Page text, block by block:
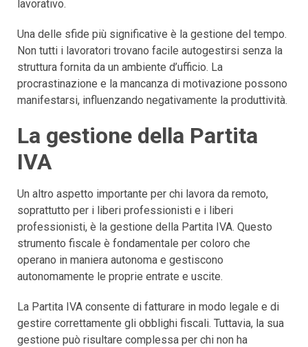
lavorativo.
Una delle sfide più significative è la gestione del tempo.
Non tutti i lavoratori trovano facile autogestirsi senza la
struttura fornita da un ambiente d’ufficio. La
procrastinazione e la mancanza di motivazione possono
manifestarsi, influenzando negativamente la produttività.
La gestione della Partita
IVA
Un altro aspetto importante per chi lavora da remoto,
soprattutto per i liberi professionisti e i liberi
professionisti, è la gestione della Partita IVA. Questo
strumento fiscale è fondamentale per coloro che
operano in maniera autonoma e gestiscono
autonomamente le proprie entrate e uscite.
La Partita IVA consente di fatturare in modo legale e di
gestire correttamente gli obblighi fiscali. Tuttavia, la sua
gestione può risultare complessa per chi non ha